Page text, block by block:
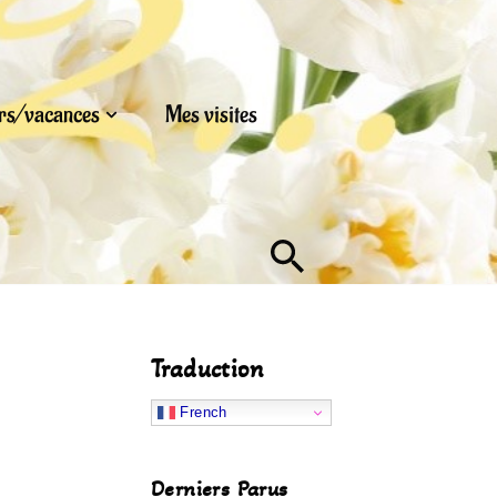
vacances Mes visites
Traduction
French
Derniers Parus